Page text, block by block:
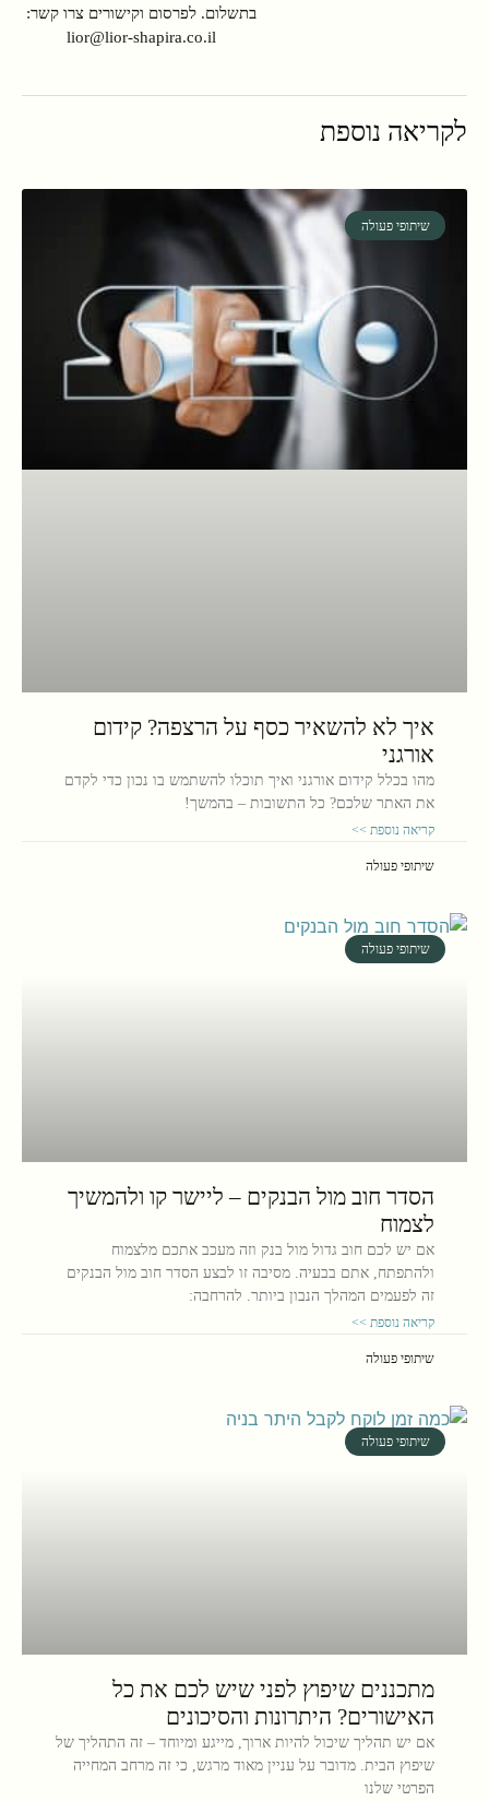
בתשלום. לפרסום וקישורים צרו קשר:
lior@lior-shapira.co.il
לקריאה נוספת
שיתופי פעולה
איך לא להשאיר כסף על הרצפה? קידום
אורגני
מהו בכלל קידום אורגני ואיך תוכלו להשתמש בו נכון כדי לקדם
את האתר שלכם? כל התשובות – בהמשך!
קריאה נוספת >>
שיתופי פעולה
שיתופי פעולה
הסדר חוב מול הבנקים – ליישר קו ולהמשיך
לצמוח
אם יש לכם חוב גדול מול בנק וזה מעכב אתכם מלצמוח
ולהתפתח, אתם בבעיה. מסיבה זו לבצע הסדר חוב מול הבנקים
זה לפעמים המהלך הנבון ביותר. להרחבה:
קריאה נוספת >>
שיתופי פעולה
שיתופי פעולה
מתכננים שיפוץ לפני שיש לכם את כל
האישורים? היתרונות והסיכונים
אם יש תהליך שיכול להיות ארוך, מייגע ומיוחד – זה התהליך של
שיפוץ הבית. מדובר על עניין מאוד מרגש, כי זה מרחב המחייה
הפרטי שלנו